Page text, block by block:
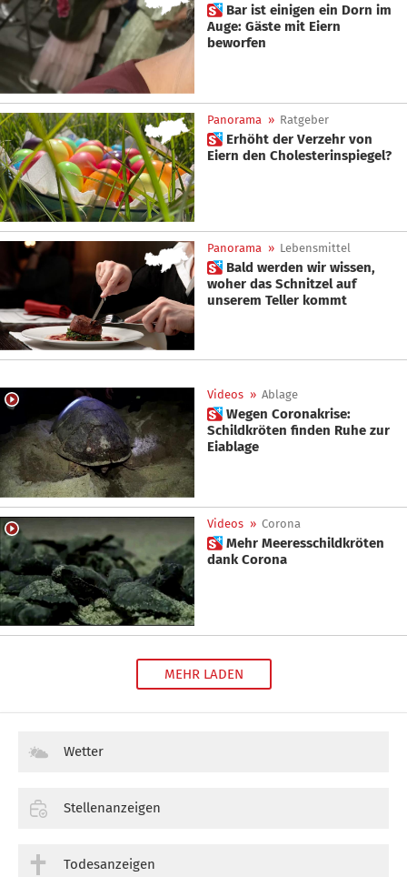
 Bar ist einigen ein Dorn im
Auge: Gäste mit Eiern
beworfen
Panorama » Ratgeber
 Erhöht der Verzehr von
Eiern den Cholesterinspiegel?
Panorama » Lebensmittel
 Bald werden wir wissen,
woher das Schnitzel auf
unserem Teller kommt
Videos » Ablage
 Wegen Coronakrise:
Schildkröten finden Ruhe zur
Eiablage
Videos » Corona
 Mehr Meeresschildkröten
dank Corona
MEHR LADEN
Wetter
Stellenanzeigen
Todesanzeigen